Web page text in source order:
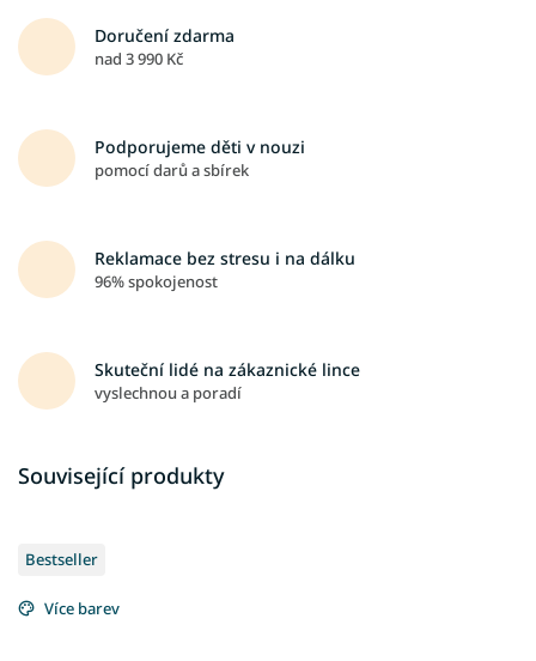
Doručení zdarma
nad 3 990 Kč
Podporujeme děti v nouzi
pomocí darů a sbírek
Reklamace bez stresu i na dálku
96% spokojenost
Skuteční lidé na zákaznické lince
vyslechnou a poradí
Související produkty
Bestseller
Více barev